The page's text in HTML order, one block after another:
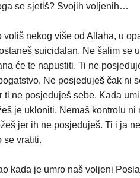
se sjetiš? Svojih voljenih…
nekog više od Allaha, u
suicidalan. Ne šalim se
će te napustiti. Ti ne
Ne posjeduješ čak ni
ne posjeduješ sebe. Kada
je ukloniti. Nemaš kontrolu ni
jer ih ne posjeduješ. Ti i ja
se vratiti.
kada je umro naš voljeni